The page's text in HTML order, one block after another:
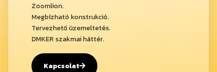
Zoomlion.
Megbízható konstrukció.
Tervezhető üzemeltetés.
DMKER szakmai háttér.
Kapcsolat